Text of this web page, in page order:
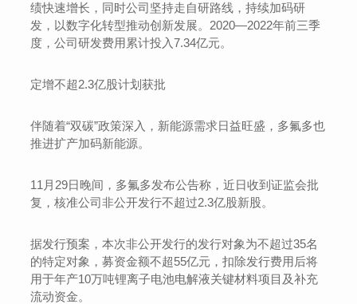
绩快速增长，同时公司坚持走自研路线，持续加码研
发，以数字化转型推动创新发展。2020—2022年前三季
度，公司研发费用累计投入7.34亿元。
定增不超2.3亿股计划获批
伴随着“双碳”政策深入，新能源需求日益旺盛，多氟多也
推进扩产加码新能源。
11月29日晚间，多氟多发布公告称，近日收到证监会批
复，核准公司非公开发行不超过2.3亿股新股。
据发行预案，本次非公开发行的发行对象为不超过35名
的特定对象，募资金额不超55亿元，扣除发行费用后将
用于年产10万吨锂离子电池电解液关键材料项目及补充
流动资金。